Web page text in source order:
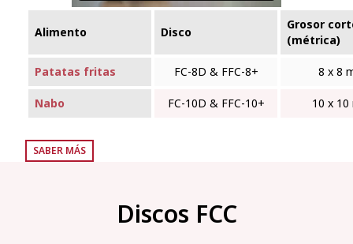
Alimento Disco
Grosor
(métrica)
Patatas fritas FC-8D & FFC‑8+ 8 x 8
Nabo FC-10D & FFC‑10+ 10 x 10
SABER MÁS
Discos FCC